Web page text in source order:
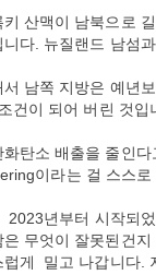
산맥이 남북으로
다. 뉴질랜드 남섬
서 남쪽 지방은 예년
건이 되어 버린 것입
화탄소 배출을 줄인
이라는 걸 스스로
2023년부터 시작되
무엇이 잘못된건
게 밀고 나갑니다.